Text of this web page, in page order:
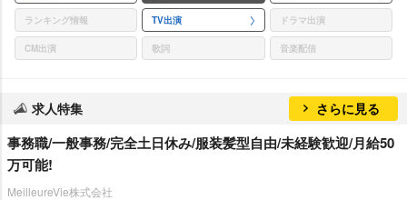
ランキング情報 TV出演 ドラマ出演
CM出演 歌詞 音楽配信
求人特集 さらに見る
事務職/一般事務/完全土日休み/服装髪型自由/未経験歓迎/月給50
万可能!
MeilleureVie株式会社